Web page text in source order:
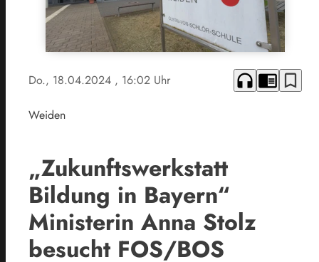
Do., 18.04.2024 , 16:02 Uhr headphones chrome_reader_mode bookmark_border
Weiden
„Zukunftswerkstatt
Bildung in Bayern“
Ministerin Anna Stolz
besucht FOS/BOS